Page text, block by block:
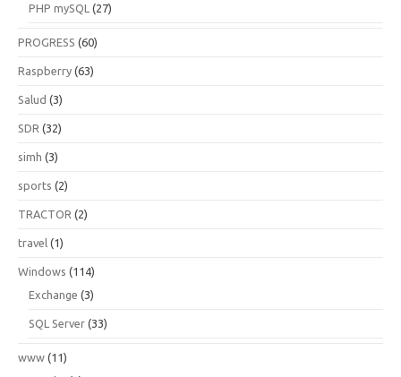
PHP mySQL (27)
PROGRESS (60)
Raspberry (63)
Salud (3)
SDR (32)
simh (3)
sports (2)
TRACTOR (2)
travel (1)
Windows (114)
Exchange (3)
SQL Server (33)
www (11)